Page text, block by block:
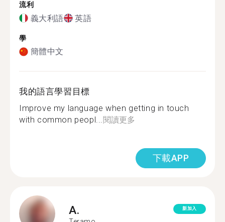
流利
義大利語 英語
學
簡體中文
我的語言學習目標
Improve my language when getting in touch
with common peopl...閱讀更多
下載APP
A. 新加入